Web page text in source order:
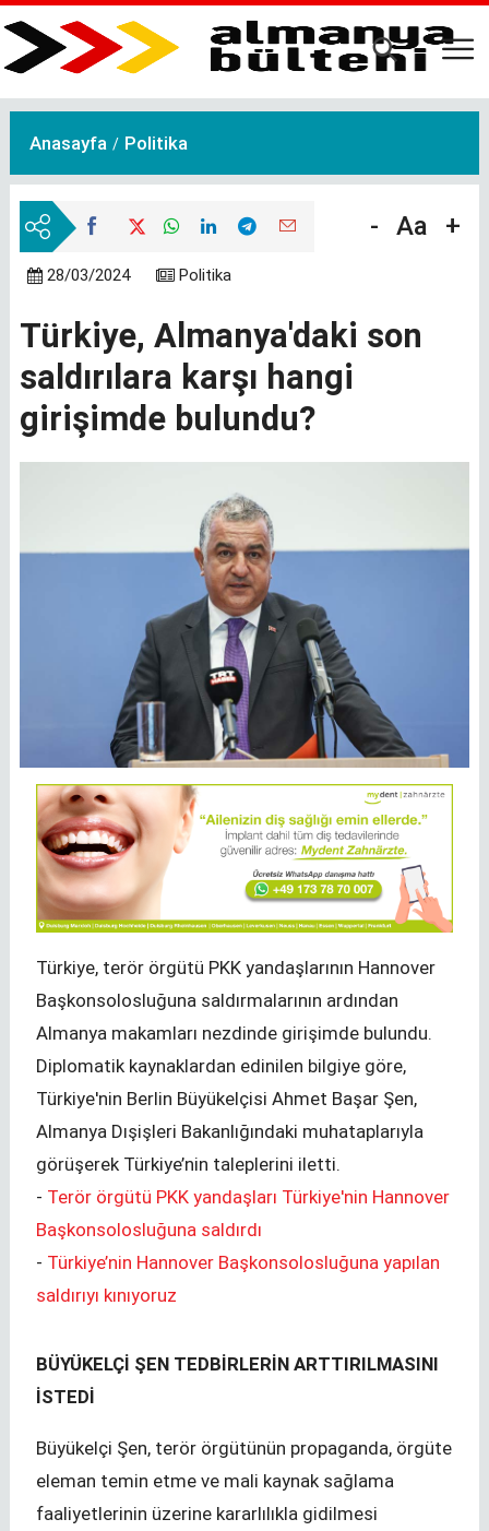
Ana
içeriğe
Anasayfa Politika
- Aa +
28/03/2024 Politika
Türkiye, Almanya'daki son
saldırılara karşı hangi
girişimde bulundu?
Türkiye, terör örgütü PKK yandaşlarının Hannover
Başkonsolosluğuna saldırmalarının ardından
Almanya makamları nezdinde girişimde bulundu.
Diplomatik kaynaklardan edinilen bilgiye göre,
Türkiye'nin Berlin Büyükelçisi Ahmet Başar Şen,
Almanya Dışişleri Bakanlığındaki muhataplarıyla
görüşerek Türkiye’nin taleplerini iletti.
- Terör örgütü PKK yandaşları Türkiye'nin Hannover
Başkonsolosluğuna saldırdı
- Türkiye’nin Hannover Başkonsolosluğuna yapılan
saldırıyı kınıyoruz
BÜYÜKELÇİ ŞEN TEDBİRLERİN ARTTIRILMASINI
İSTEDİ
Büyükelçi Şen, terör örgütünün propaganda, örgüte
eleman temin etme ve mali kaynak sağlama
faaliyetlerinin üzerine kararlılıkla gidilmesi